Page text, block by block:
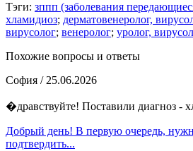
Тэги: зппп (заболевания
хламидиоз; дерматовенеролог,
вирусолог; венеролог; уролог,
Похожие вопросы и ответы
София / 25.06.2026
�дравствуйте! Поставили диагноз -
Добрый день! В первую очередь,
подтвердить...